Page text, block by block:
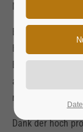
Möglichkeit der
Ein ehemaliger
Buch von Dr.
Erstkontakt und
angenehmen
machte mir
Dank der hoch